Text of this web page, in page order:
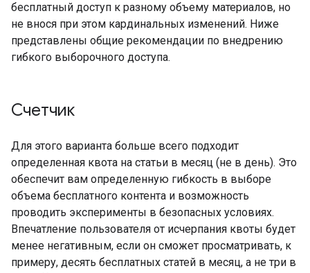
бесплатный доступ к разному объему материалов, но
не внося при этом кардинальных изменений. Ниже
представлены общие рекомендации по внедрению
гибкого выборочного доступа.
Счетчик
Для этого варианта больше всего подходит
определенная квота на статьи в месяц (не в день). Это
обеспечит вам определенную гибкость в выборе
объема бесплатного контента и возможность
проводить эксперименты в безопасных условиях.
Впечатление пользователя от исчерпания квоты будет
менее негативным, если он сможет просматривать, к
примеру, десять бесплатных статей в месяц, а не три в